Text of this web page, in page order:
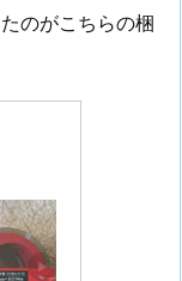
のがこちらの梱